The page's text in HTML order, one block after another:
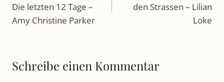
Die letzten 12 Tage –
Amy Christine Parker
den Strassen – Lilian
Loke
Schreibe einen Kommentar